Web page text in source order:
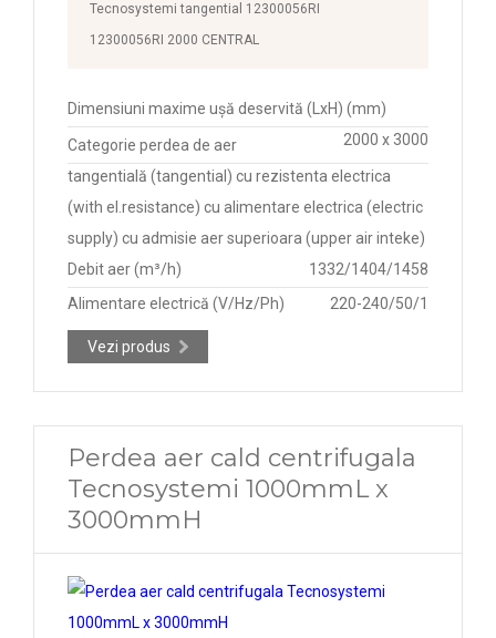
Tecnosystemi tangential 12300056RI
12300056RI 2000 CENTRAL
Dimensiuni maxime ușă deservită (LxH) (mm)
2000 x 3000
Categorie perdea de aer
tangentială (tangential) cu rezistenta electrica
(with el.resistance) cu alimentare electrica (electric
supply) cu admisie aer superioara (upper air inteke)
Debit aer (m³/h)
1332/1404/1458
Alimentare electrică (V/Hz/Ph)
220-240/50/1
Vezi produs
Perdea aer cald centrifugala
Tecnosystemi 1000mmL x
3000mmH